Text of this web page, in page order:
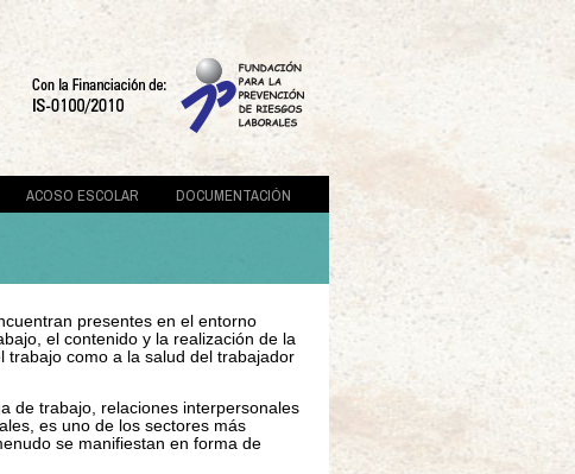
ACOSO ESCOLAR DOCUMENTACIÓN
presentes en el entorno
el contenido y la realización de la
como a la salud del trabajador
de trabajo, relaciones interpersonales
es uno de los sectores más
se manifiestan en forma de